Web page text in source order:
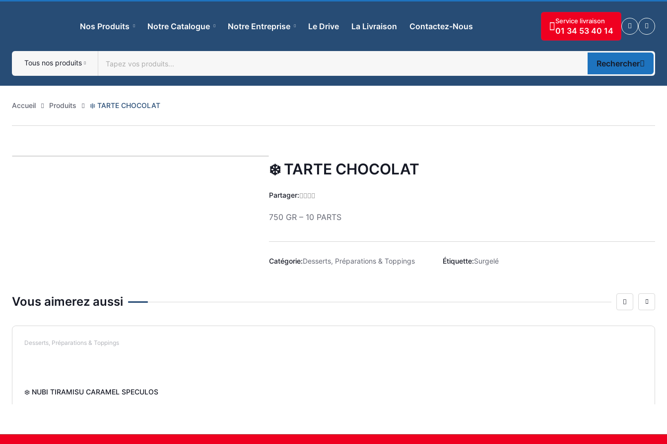
Nos Produits Notre Catalogue Notre Entreprise Le Drive La Livraison Contactez-Nous
Service livraison
01 34 53 40 14
Tous nos produits Rechercher
Accueil Produits ❄️ TARTE CHOCOLAT
Zoom❄️ TARTE CHOCOLAT
Partager:
750 GR – 10 PARTS
Catégorie:Desserts, Préparations & Toppings Étiquette:Surgelé
Vous aimerez aussi
Desserts, Préparations & Toppings
❄️ NUBI TIRAMISU CARAMEL SPECULOS